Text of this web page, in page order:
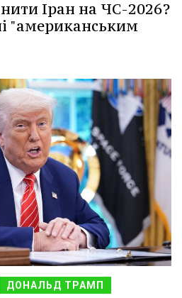
Іран на ЧС-2026?
"американським
ДОНАЛЬД ТРАМП